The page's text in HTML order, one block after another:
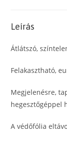
mennyiség
Leírás
Átlátszó,
Felakasztható,
Megjelenésre,
hegesztőgéppel
A védőfólia